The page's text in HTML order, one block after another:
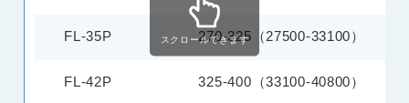
FL-35P 270-325（27500-33100）
FL-42P 325-400（33100-40800）
スクロールできます